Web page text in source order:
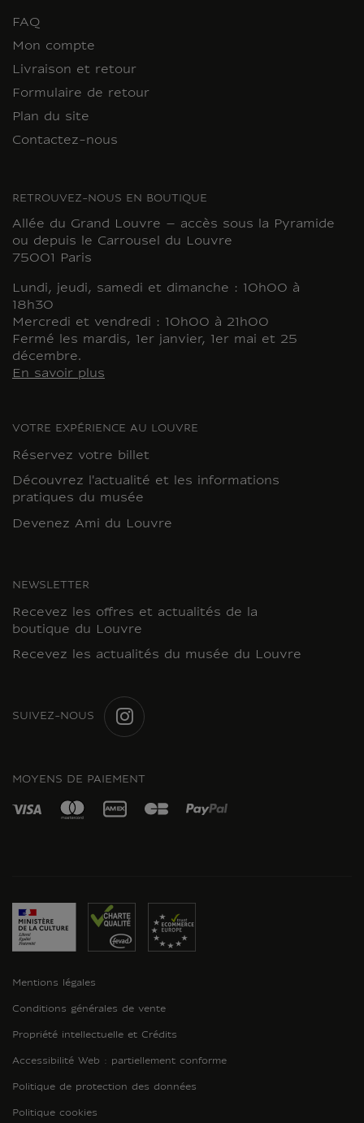
FAQ
Mon compte
Livraison et retour
Formulaire de retour
Plan du site
Contactez-nous
RETROUVEZ-NOUS EN BOUTIQUE
Allée du Grand Louvre – accès sous la Pyramide
ou depuis le Carrousel du Louvre
75001 Paris
Lundi, jeudi, samedi et dimanche : 10h00 à
18h30
Mercredi et vendredi : 10h00 à 21h00
Fermé les mardis, 1er janvier, 1er mai et 25
décembre.
En savoir plus
VOTRE EXPÉRIENCE AU LOUVRE
Réservez votre billet
Découvrez l'actualité et les informations
pratiques du musée
Devenez Ami du Louvre
NEWSLETTER
Recevez les offres et actualités de la
boutique du Louvre
Recevez les actualités du musée du Louvre
SUIVEZ-NOUS
MOYENS DE PAIEMENT
Mentions légales
Conditions générales de vente
Propriété intellectuelle et Crédits
Accessibilité Web : partiellement conforme
Politique de protection des données
Politique cookies